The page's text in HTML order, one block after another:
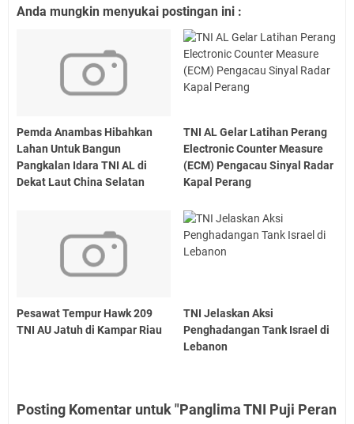
Anda mungkin menyukai postingan ini :
Pemda Anambas Hibahkan
Lahan Untuk Bangun
Pangkalan Idara TNI AL di
Dekat Laut China Selatan
TNI AL Gelar Latihan Perang
Electronic Counter Measure
(ECM) Pengacau Sinyal Radar
Kapal Perang
Pesawat Tempur Hawk 209
TNI AU Jatuh di Kampar Riau
TNI Jelaskan Aksi
Penghadangan Tank Israel di
Lebanon
Posting Komentar untuk "Panglima TNI Puji Peran